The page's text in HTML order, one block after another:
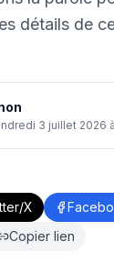
détails de
3 juillet 2026
X
Copier lien